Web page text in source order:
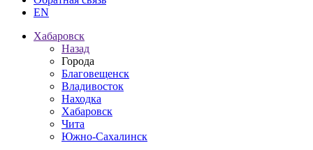
EN
Хабаровск
Назад
Города
Благовещенск
Владивосток
Находка
Хабаровск
Чита
Южно-Сахалинск